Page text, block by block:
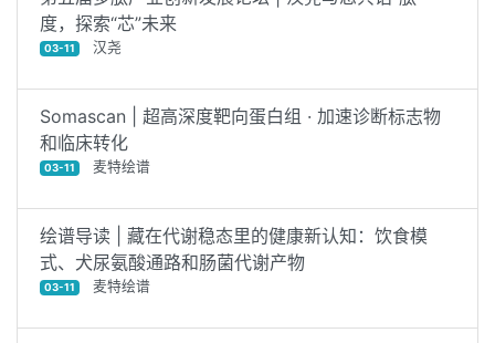
度，探索“芯”未来
03-11 汉尧
Somascan | 超高深度靶向蛋白组 · 加速诊断标志物
和临床转化
03-11 麦特绘谱
绘谱导读 | 藏在代谢稳态里的健康新认知：饮食模
式、犬尿氨酸通路和肠菌代谢产物
03-11 麦特绘谱